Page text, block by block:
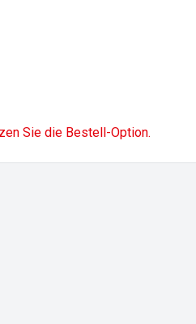
Sie die Bestell-Option.